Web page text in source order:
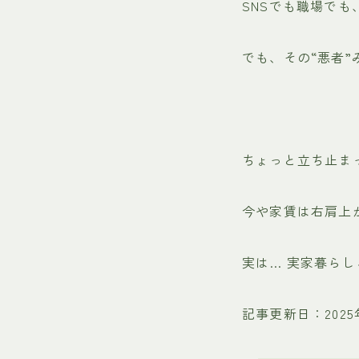
SNSでも職場でも
でも、その“悪者
ちょっと立ち止
今や家賃は右肩上
実は… 実家暮らし
記事更新日：2025